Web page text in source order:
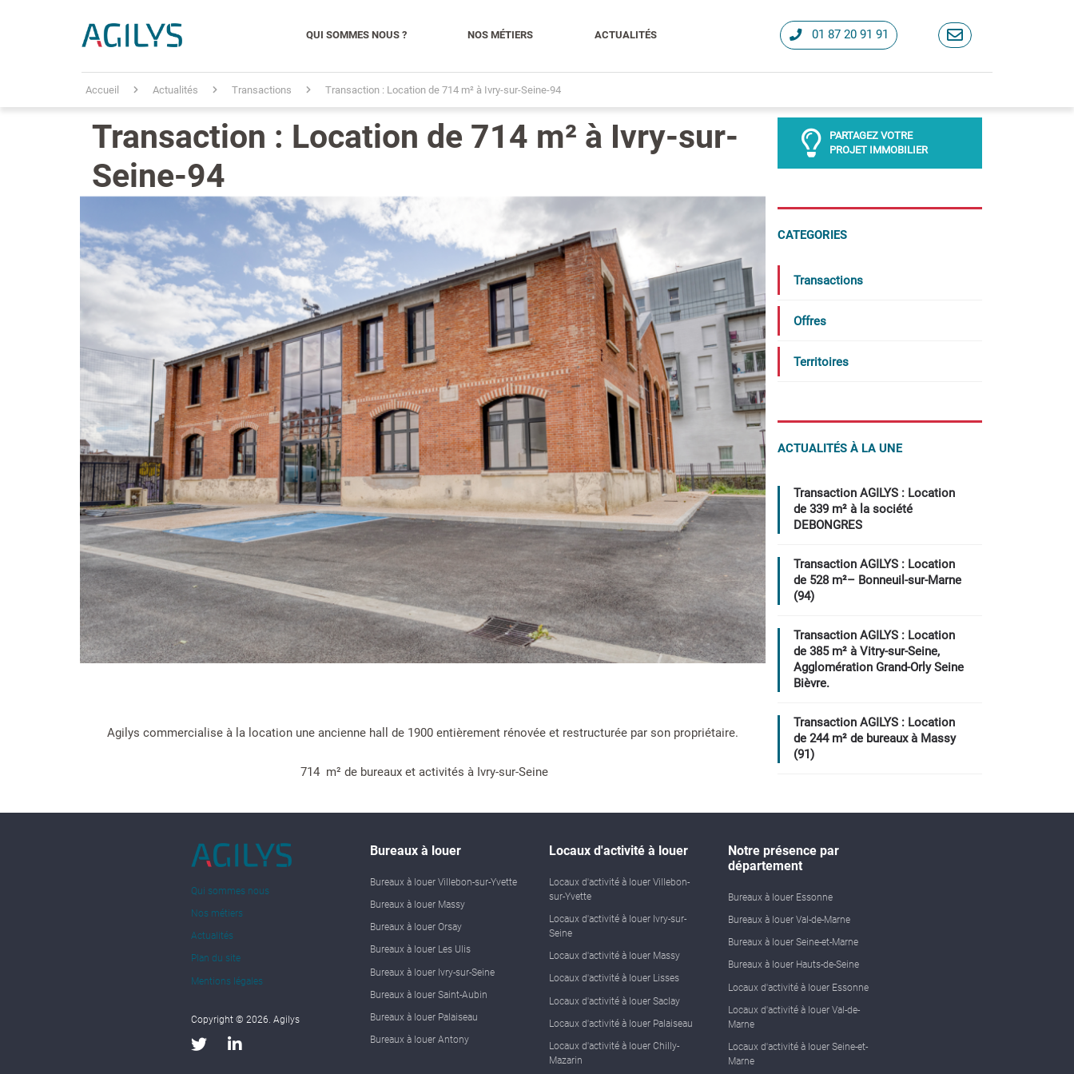
QUI SOMMES NOUS ? NOS MÉTIERS ACTUALITÉS 01 87 20 91 91
Accueil Actualités Transactions Transaction : Location de 714 m² à Ivry-sur-Seine-94
Transaction : Location de 714 m² à Ivry-sur-
Seine-94
Agilys commercialise à la location une ancienne hall de 1900 entièrement rénovée et restructurée par son propriétaire.
714 m² de bureaux et activités à Ivry-sur-Seine
PARTAGEZ VOTRE
PROJET IMMOBILIER
CATEGORIES
Transactions
Offres
Territoires
ACTUALITÉS À LA UNE
Transaction AGILYS : Location
de 339 m² à la société
DEBONGRES
Transaction AGILYS : Location
de 528 m²– Bonneuil-sur-Marne
(94)
Transaction AGILYS : Location
de 385 m² à Vitry-sur-Seine,
Agglomération Grand-Orly Seine
Bièvre.
Transaction AGILYS : Location
de 244 m² de bureaux à Massy
(91)
Qui sommes nous
Nos métiers
Actualités
Plan du site
Mentions légales
Copyright © 2026. Agilys
Bureaux à louer
Bureaux à louer Villebon-sur-Yvette
Bureaux à louer Massy
Bureaux à louer Orsay
Bureaux à louer Les Ulis
Bureaux à louer Ivry-sur-Seine
Bureaux à louer Saint-Aubin
Bureaux à louer Palaiseau
Bureaux à louer Antony
Locaux d'activité à louer
Locaux d'activité à louer Villebon-
sur-Yvette
Locaux d'activité à louer Ivry-sur-
Seine
Locaux d'activité à louer Massy
Locaux d'activité à louer Lisses
Locaux d'activité à louer Saclay
Locaux d'activité à louer Palaiseau
Locaux d'activité à louer Chilly-
Mazarin
Notre présence par
département
Bureaux à louer Essonne
Bureaux à louer Val-de-Marne
Bureaux à louer Seine-et-Marne
Bureaux à louer Hauts-de-Seine
Locaux d'activité à louer Essonne
Locaux d'activité à louer Val-de-
Marne
Locaux d'activité à louer Seine-et-
Marne